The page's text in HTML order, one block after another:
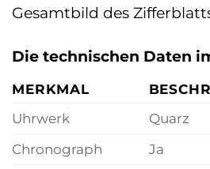
Gesamtbild des
Die technischen Daten
MERKMAL
Uhrwerk
Quarz
Chronograph
Ja